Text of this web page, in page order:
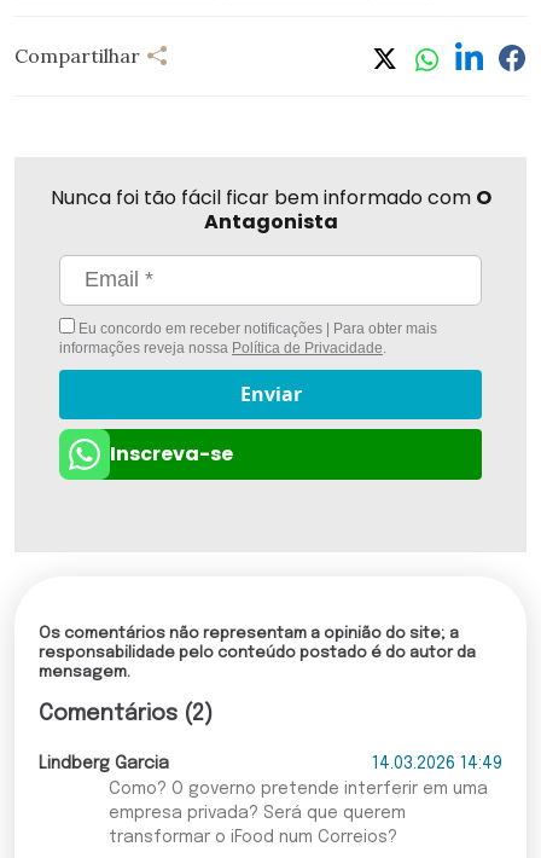
Compartilhar
Nunca foi tão fácil ficar bem informado com O
Antagonista
Eu concordo em receber notificações | Para obter mais
informações reveja nossa Política de Privacidade.
Enviar
Inscreva-se
Os comentários não representam a opinião do site; a
responsabilidade pelo conteúdo postado é do autor da
mensagem.
Comentários (2)
Lindberg Garcia
14.03.2026 14:49
Como? O governo pretende interferir em uma
empresa privada? Será que querem
transformar o iFood num Correios?